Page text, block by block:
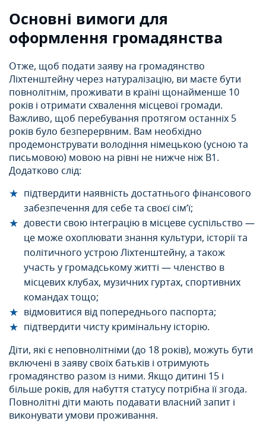
Основні вимоги для
оформлення громадянства
Отже, щоб подати заяву на громадянство
Ліхтенштейну через натуралізацію, ви маєте бути
повнолітнім, проживати в країні щонайменше 10
років і отримати схвалення місцевої громади.
Важливо, щоб перебування протягом останніх 5
років було безперервним. Вам необхідно
продемонструвати володіння німецькою (усною та
письмовою) мовою на рівні не нижче ніж В1.
Додатково слід:
підтвердити наявність достатнього фінансового
забезпечення для себе та своєї сім’ї;
довести свою інтеграцію в місцеве суспільство —
це може охоплювати знання культури, історії та
політичного устрою Ліхтенштейну, а також
участь у громадському житті — членство в
місцевих клубах, музичних гуртах, спортивних
командах тощо;
відмовитися від попереднього паспорта;
підтвердити чисту кримінальну історію.
Діти, які є неповнолітніми (до 18 років), можуть бути
включені в заяву своїх батьків і отримують
громадянство разом із ними. Якщо дитині 15 і
більше років, для набуття статусу потрібна її згода.
Повнолітні діти мають подавати власний запит і
виконувати умови проживання.